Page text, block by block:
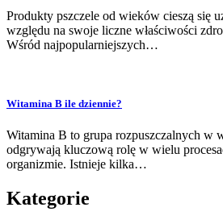
Produkty pszczele od wieków cieszą się
względu na swoje liczne właściwości
Wśród najpopularniejszych…
Witamina B ile dziennie?
Witamina B to grupa rozpuszczalnych w
odgrywają kluczową rolę w wielu
organizmie. Istnieje kilka…
Kategorie